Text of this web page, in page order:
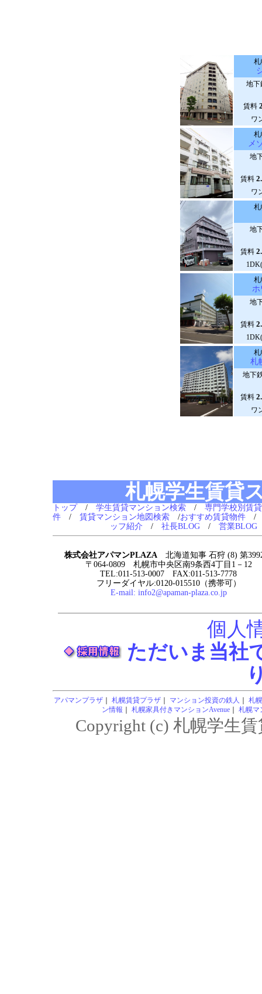
地下
賃料
ワ
メ
地
賃料
ワ
地
賃料
ホ
地
賃料
札
地下
賃料
ワ
札幌学生賃貸
トップ / 学生賃貸マンション検索 / 専門学校別賃
件 / 賃貸マンション地図検索 /おすすめ賃貸物件
ッフ紹介 / 社長BLOG / 営業BLOG
株式会社アパマンPLAZA 北海道知事 石狩 (8) 第
〒064-0809 札幌市中央区南9条西4丁目1－12
TEL:011-513-0007 FAX:011-513-7778
フリーダイヤル:0120-015510（携帯可）
E-mail: info2@apaman-plaza.co.jp
個人
ただいま当社
アパマンプラザ｜ 札幌賃貸プラザ｜ マンション投資の鉄人
札
ン情報
札幌家具付きマンションAvenue｜ 札幌マ
Copyright (c) 札幌学生